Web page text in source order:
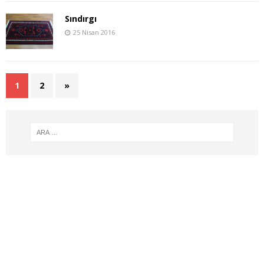
Sındırgı
25 Nisan 2016
1 2 »